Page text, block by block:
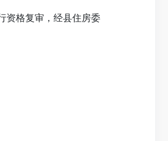
资格复审，经县住房委